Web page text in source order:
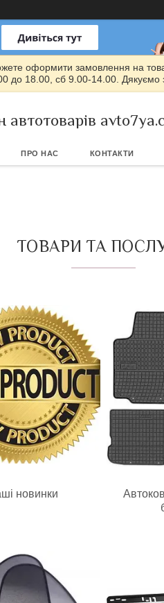
оформити замовлення на
18.00, сб 9.00-14.00. Дякуємо
автотоварів
ПРО НАС КОНТАКТИ
ТОВАРИ ТА
новинки